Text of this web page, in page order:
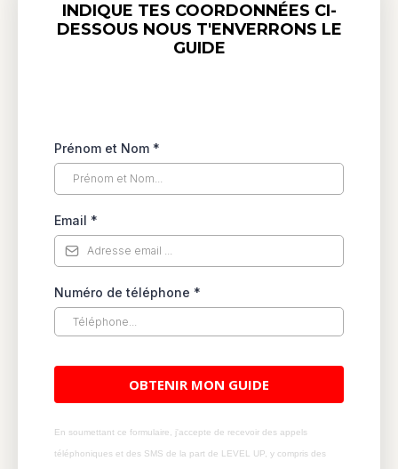
INDIQUE TES COORDONNÉES CI-
DESSOUS NOUS T'ENVERRONS LE
GUIDE
Prénom et Nom *
Email *
Numéro de téléphone *
OBTENIR MON GUIDE
En soumettant ce formulaire, j'accepte de recevoir des appels
téléphoniques et des SMS de la part de LEVEL UP, y compris des